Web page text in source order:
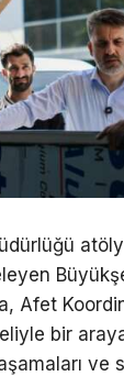
Afet
bir
ve